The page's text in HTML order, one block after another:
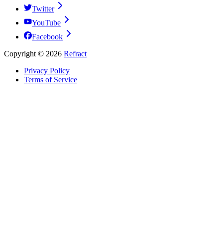
Twitter
YouTube
Facebook
Copyright © 2026 Refract
Privacy Policy
Terms of Service